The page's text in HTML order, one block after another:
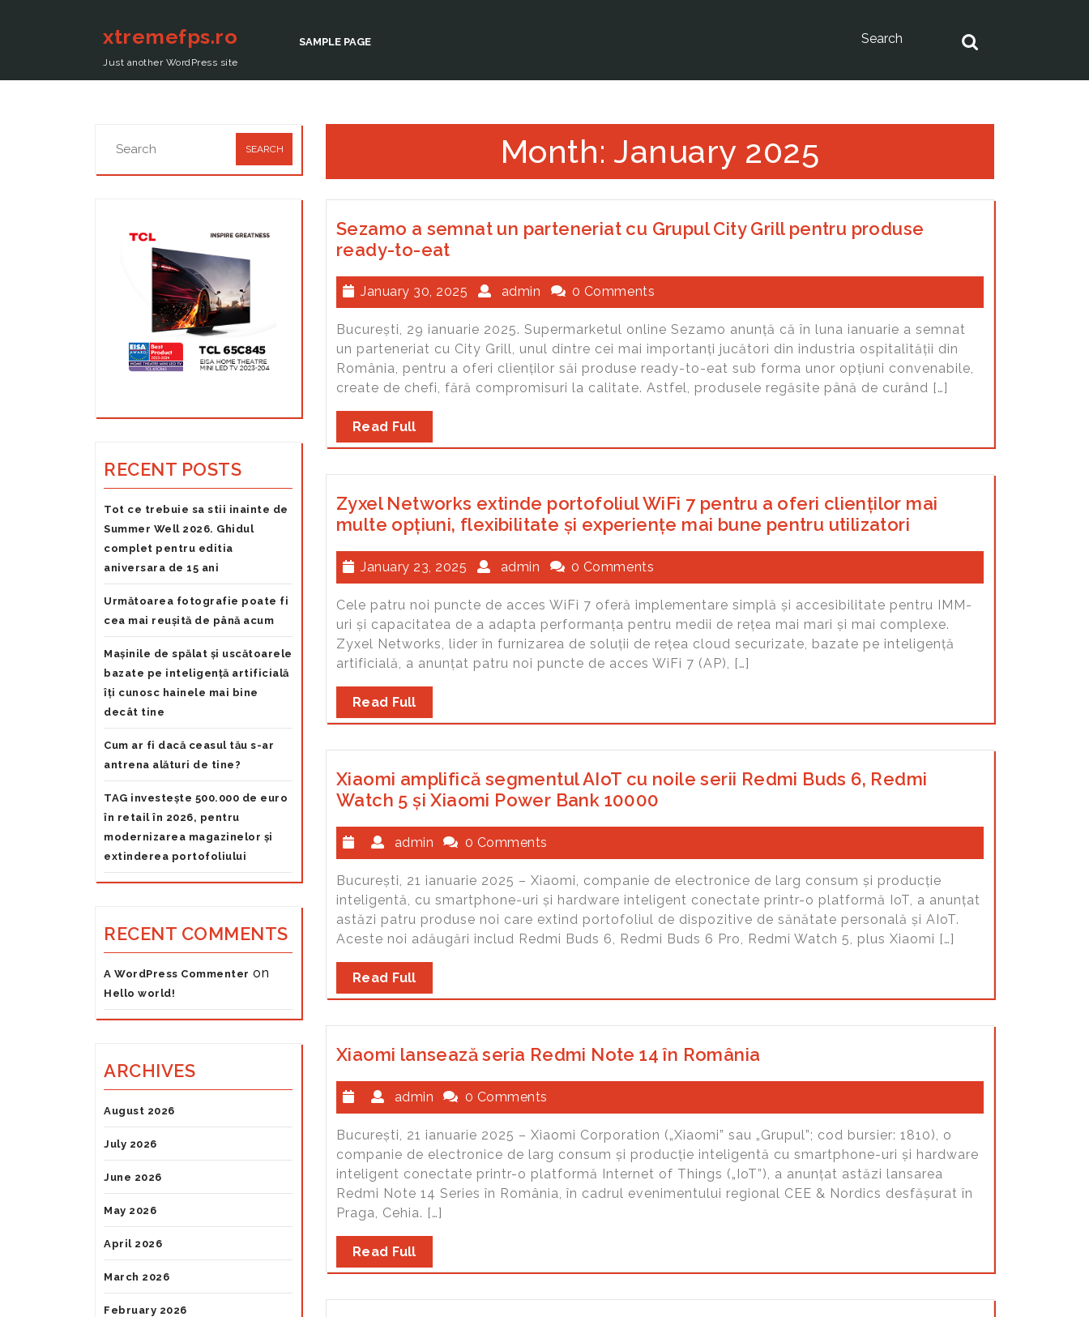
xtremefps.ro
Just another WordPress site
SAMPLE PAGE
RECENT POSTS
Tot ce trebuie sa stii inainte de
Summer Well 2026. Ghidul
complet pentru editia
aniversara de 15 ani
Următoarea fotografie poate fi
cea mai reușită de până acum
Mașinile de spălat și uscătoarele
bazate pe inteligență artificială
îți cunosc hainele mai bine
decât tine
Cum ar fi dacă ceasul tău s-ar
antrena alături de tine?
TAG investește 500.000 de euro
în retail în 2026, pentru
modernizarea magazinelor și
extinderea portofoliului
RECENT COMMENTS
A WordPress Commenter on
Hello world!
ARCHIVES
August 2026
July 2026
June 2026
May 2026
April 2026
March 2026
February 2026
Month: January 2025
Sezamo a semnat un parteneriat cu Grupul City Grill pentru produse
ready-to-eat
January 30, 2025 admin 0 Comments
București, 29 ianuarie 2025. Supermarketul online Sezamo anunță că în luna ianuarie a semnat
un parteneriat cu City Grill, unul dintre cei mai importanți jucători din industria ospitalității din
România, pentru a oferi clienților săi produse ready-to-eat sub forma unor opțiuni convenabile,
create de chefi, fără compromisuri la calitate. Astfel, produsele regăsite până de curând […]
Read Full
Zyxel Networks extinde portofoliul WiFi 7 pentru a oferi clienților mai
multe opțiuni, flexibilitate și experiențe mai bune pentru utilizatori
January 23, 2025 admin 0 Comments
Cele patru noi puncte de acces WiFi 7 oferă implementare simplă și accesibilitate pentru IMM-
uri și capacitatea de a adapta performanța pentru medii de rețea mai mari și mai complexe.
Zyxel Networks, lider în furnizarea de soluții de rețea cloud securizate, bazate pe inteligență
artificială, a anunțat patru noi puncte de acces WiFi 7 (AP), […]
Read Full
Xiaomi amplifică segmentul AIoT cu noile serii Redmi Buds 6, Redmi
Watch 5 și Xiaomi Power Bank 10000
admin 0 Comments
București, 21 ianuarie 2025 – Xiaomi, companie de electronice de larg consum și producție
inteligentă, cu smartphone-uri și hardware inteligent conectate printr-o platformă IoT, a anunțat
astăzi patru produse noi care extind portofoliul de dispozitive de sănătate personală și AIoT.
Aceste noi adăugări includ Redmi Buds 6, Redmi Buds 6 Pro, Redmi Watch 5, plus Xiaomi […]
Read Full
Xiaomi lansează seria Redmi Note 14 în România
admin 0 Comments
București, 21 ianuarie 2025 – Xiaomi Corporation („Xiaomi” sau „Grupul”; cod bursier: 1810), o
companie de electronice de larg consum și producție inteligentă cu smartphone-uri și hardware
inteligent conectate printr-o platformă Internet of Things („IoT”), a anunțat astăzi lansarea
Redmi Note 14 Series în România, în cadrul evenimentului regional CEE & Nordics desfășurat în
Praga, Cehia. […]
Read Full